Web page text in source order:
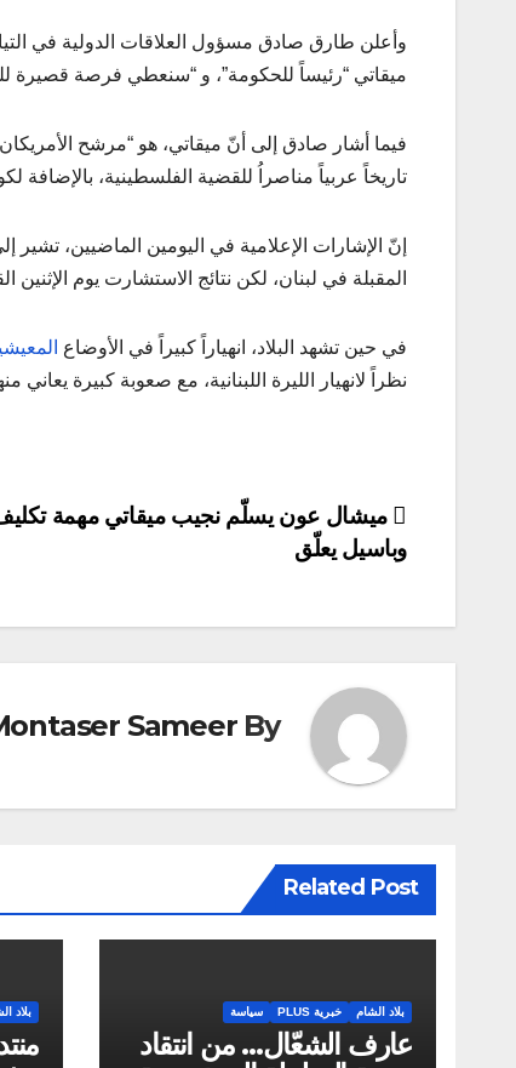
وأعلن طارق صادق مسؤول العلاقات الدولية في
ميقاتي “رئيساً للحكومة”، و “سنعطي فرصة قصيرة
فيما أشار صادق إلى أنّ ميقاتي، هو “مرشح
تاريخاً عربياً مناصراُ للقضية الفلسطينية، بالإضافة
إنّ الإشارات الإعلامية في اليومين الماضيين،
المقبلة في لبنان، لكن نتائج الاستشارت يوم
في حين تشهد البلاد، انهياراً كبيراً في الأوضاع
نظراً لانهيار الليرة اللبنانية، مع صعوبة كبيرة
تصفّح
المقالات
ميشال عون يسلّم نجيب ميقاتي مهمة
وباسيل يعلّق
By
Sameer
Related Post
بلاد الشام خبرية PLUS سياسة
عارف الشعّال… من انتقاد
بلاد